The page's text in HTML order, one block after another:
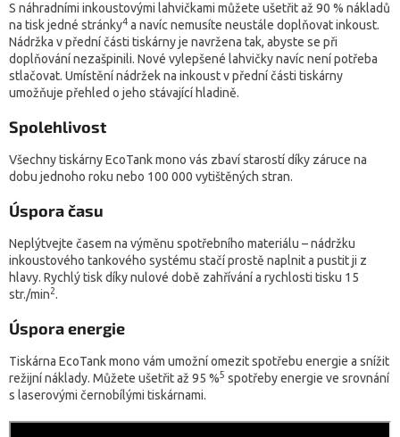
S náhradními inkoustovými lahvičkami můžete ušetřit až 90 % nákladů
na tisk jedné stránky4 a navíc nemusíte neustále doplňovat inkoust.
Nádržka v přední části tiskárny je navržena tak, abyste se při
doplňování nezašpinili. Nové vylepšené lahvičky navíc není potřeba
stlačovat. Umístění nádržek na inkoust v přední části tiskárny
umožňuje přehled o jeho stávající hladině.
Spolehlivost
Všechny tiskárny EcoTank mono vás zbaví starostí díky záruce na
dobu jednoho roku nebo 100 000 vytištěných stran.
Úspora času
Neplýtvejte časem na výměnu spotřebního materiálu – nádržku
inkoustového tankového systému stačí prostě naplnit a pustit ji z
hlavy. Rychlý tisk díky nulové době zahřívání a rychlosti tisku 15
str./min2.
Úspora energie
Tiskárna EcoTank mono vám umožní omezit spotřebu energie a snížit
režijní náklady. Můžete ušetřit až 95 %5 spotřeby energie ve srovnání
s laserovými černobílými tiskárnami.